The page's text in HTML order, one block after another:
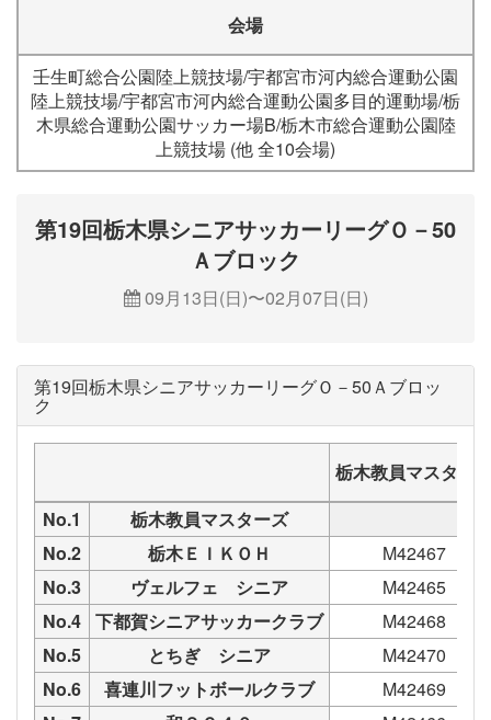
会場
壬生町総合公園陸上競技場/宇都宮市河内総合運動公園
陸上競技場/宇都宮市河内総合運動公園多目的運動場/栃
木県総合運動公園サッカー場B/栃木市総合運動公園陸
上競技場 (他 全10会場)
第19回栃木県シニアサッカーリーグＯ－50
Ａブロック
09月13日(日)〜02月07日(日)
第19回栃木県シニアサッカーリーグＯ－50Ａブロッ
ク
栃木教員マスター
No.1
栃木教員マスターズ
No.2
栃木ＥＩＫＯＨ
M42467
No.3
ヴェルフェ シニア
M42465
No.4 下都賀シニアサッカークラブ
M42468
No.5
とちぎ シニア
M42470
No.6
喜連川フットボールクラブ
M42469